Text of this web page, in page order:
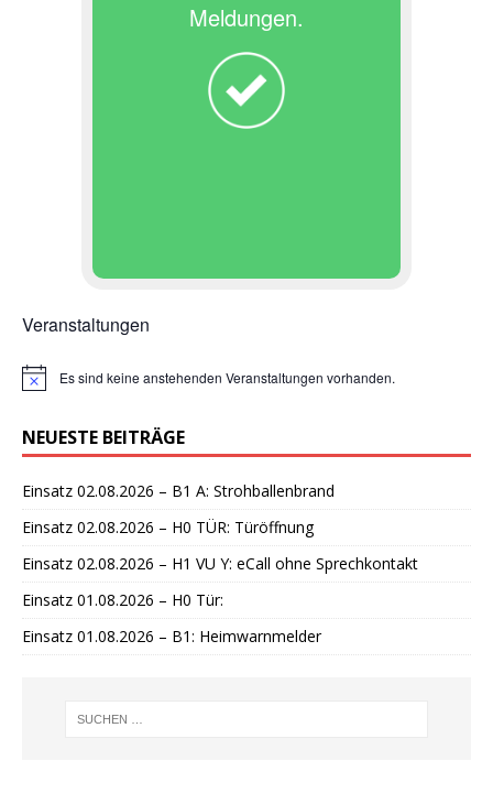
Meldungen.
Veranstaltungen
H
w
e
s
Es sind keine anstehenden Veranstaltungen vorhanden.
NEUESTE BEITRÄGE
Einsatz 02.08.2026 – B1 A: Strohballenbrand
Einsatz 02.08.2026 – H0 TÜR: Türöffnung
Einsatz 02.08.2026 – H1 VU Y: eCall ohne Sprechkontakt
Einsatz 01.08.2026 – H0 Tür:
Einsatz 01.08.2026 – B1: Heimwarnmelder